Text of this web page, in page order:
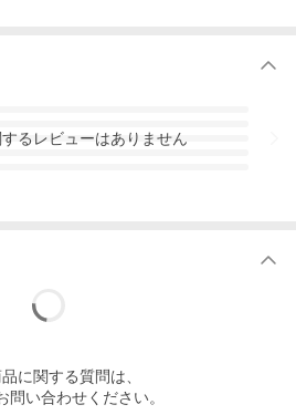
バックポケット、調整式ひざプロテク
るレビューはありません
に関する質問は、
問い合わせください。